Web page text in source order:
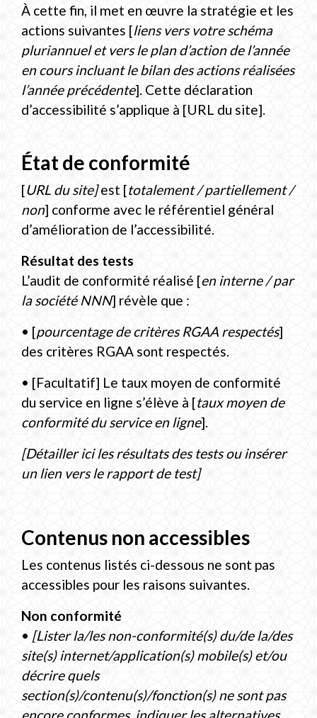
À cette fin, il met en œuvre la stratégie et les
actions suivantes [liens vers votre schéma
pluriannuel et vers le plan d’action de l’année
en cours incluant le bilan des actions réalisées
l’année précédente]. Cette déclaration
d’accessibilité s’applique à [URL du site].
État de conformité
[URL du site]est [totalement / partiellement /
non] conforme avec le référentiel général
d’amélioration de l’accessibilité.
Résultat des tests
L’audit de conformité réalisé [en interne / par
la société NNN] révèle que :
• [pourcentage de critères RGAA respectés]
des critères RGAA sont respectés.
• [Facultatif] Le taux moyen de conformité
du service en ligne s’élève à [taux moyen de
conformité du service en ligne].
[Détailler ici les résultats des tests ou insérer
un lien vers le rapport de test]
Contenus non accessibles
Les contenus listés ci-dessous ne sont pas
accessibles pour les raisons suivantes.
Non conformité
• [Lister la/les non-conformité(s) du/de la/des
site(s) internet/application(s) mobile(s) et/ou
décrire quels
section(s)/contenu(s)/fonction(s) ne sont pas